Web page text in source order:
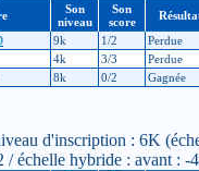
Son
niveau
Son
score
9k 1/2 Perdue
4k 3/3 Perdue
8k 0/2 Gagnée
d'inscription : 6K
/ échelle hybride : avant : -